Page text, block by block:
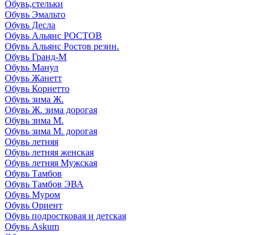
Обувь,стельки
Обувь Эмальто
Обувь Десла
Обувь Альянс РОСТОВ
Обувь Альянс Ростов резин.
Обувь Гранд-М
Обувь Манул
Обувь Жанетт
Обувь Корнетто
Обувь зима Ж.
Обувь Ж. зима дорогая
Обувь зима М.
Обувь зима М. дорогая
Обувь летняя
Обувь летняя женская
Обувь летняя Мужская
Обувь Тамбов
Обувь Тамбов ЭВА
Обувь Муром
Обувь Ориент
Обувь подростковая и детская
Обувь Askum